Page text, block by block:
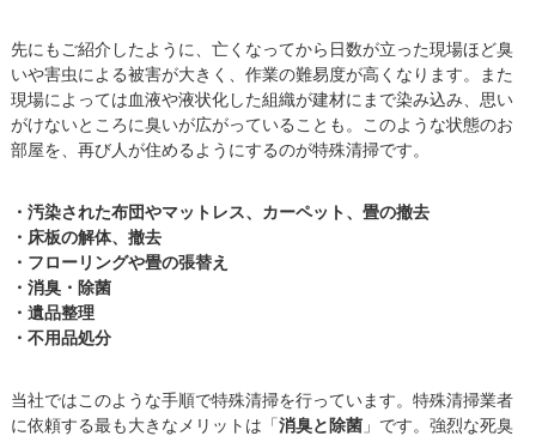
先にもご紹介したように、亡くなってから日数が立った現場ほど臭
いや害虫による被害が大きく、作業の難易度が高くなります。また
現場によっては血液や液状化した組織が建材にまで染み込み、思い
がけないところに臭いが広がっていることも。このような状態のお
部屋を、再び人が住めるようにするのが特殊清掃です。
・汚染された布団やマットレス、カーペット、畳の撤去
・床板の解体、撤去
・フローリングや畳の張替え
・消臭・除菌
・遺品整理
・不用品処分
当社ではこのような手順で特殊清掃を行っています。特殊清掃業者
に依頼する最も大きなメリットは「消臭と除菌」です。強烈な死臭